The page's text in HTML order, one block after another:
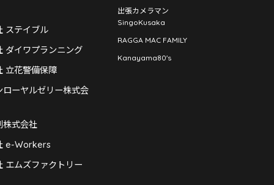
ステイブル
ダイワプランニング
立花警備保障
ローヤルゼリー株式会
株式会社
e-Workers
エムズファクトリー
出張カメラマン
SingoKusaka
RAGGA MAC FAMILY
Kanayama80's